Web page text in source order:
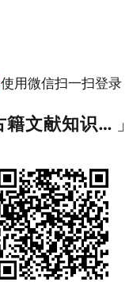
使用微信扫一扫登录
古籍文献知识图谱网 」